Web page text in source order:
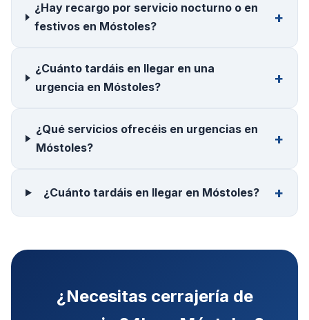
¿Hay recargo por servicio nocturno o en
festivos en Móstoles?
¿Cuánto tardáis en llegar en una
urgencia en Móstoles?
¿Qué servicios ofrecéis en urgencias en
Móstoles?
¿Cuánto tardáis en llegar en Móstoles?
¿Necesitas cerrajería de